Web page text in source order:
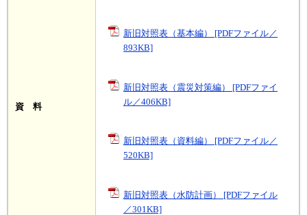
資 料
新旧対照表（基本編） [PDFファイル／
893KB]
新旧対照表（震災対策編） [PDFファイ
ル／406KB]
新旧対照表（資料編） [PDFファイル／
520KB]
新旧対照表（水防計画） [PDFファイル
／301KB]